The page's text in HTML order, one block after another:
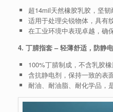
超14mil天然橡胶乳胶，坚
适用于处理尖锐物体，具有
在工业环境中表现卓越，确
4. 丁腈指套 – 轻薄舒适，防静
100%丁腈制成，不含乳胶
含抗静电剂，保持一致的表
耐油、耐油脂、耐化学品，